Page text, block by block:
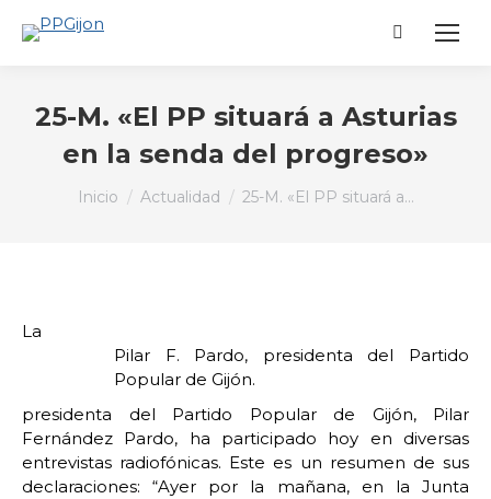
Buscar:
25-M. «El PP situará a Asturias
en la senda del progreso»
Estás aquí:
Inicio Actualidad 25-M. «El PP situará a…
Pilar F. Pardo, presidenta del Partido
Popular de Gijón.
La
presidenta del Partido Popular de Gijón, Pilar
Fernández Pardo, ha participado hoy en diversas
entrevistas radiofónicas. Este es un resumen de sus
declaraciones: “Ayer por la mañana, en la Junta